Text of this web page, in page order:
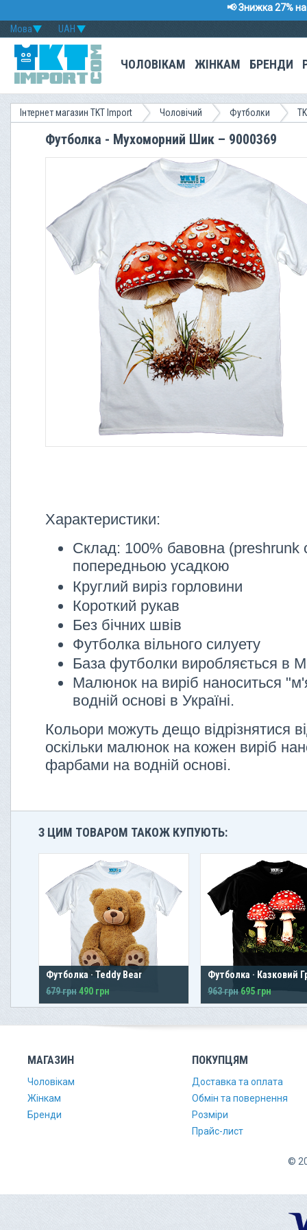
📢 Знижка 27%
UAH
Мова
ЧОЛОВІКАМ ЖІНКАМ БРЕНДИ
Інтернет магазин TKT Import Чоловічий Футболки
Футболка - Мухоморний Шик – 9000369
Характеристики:
Склад: 100% бавовна (preshrunk
попередньою усадкою
Круглий виріз горловини
Короткий рукав
Без бічних швів
Футболка вільного силуету
База футболки виробляється в
Малюнок на виріб наноситься
водній основі в Україні.
Кольори можуть дещо відрізнятися
оскільки малюнок на кожен виріб
фарбами на водній основі.
З ЦИМ ТОВАРОМ ТАКОЖ КУПУЮТЬ:
Футболка · Teddy Bear
679 грн490 грн
Футболка · Казковий
963 грн 695 грн
МАГАЗИН
Чоловікам
Жінкам
Бренди
ПОКУПЦЯМ
Доставка та оплата
Обмін та повернення
Розміри
Прайс-лист
©